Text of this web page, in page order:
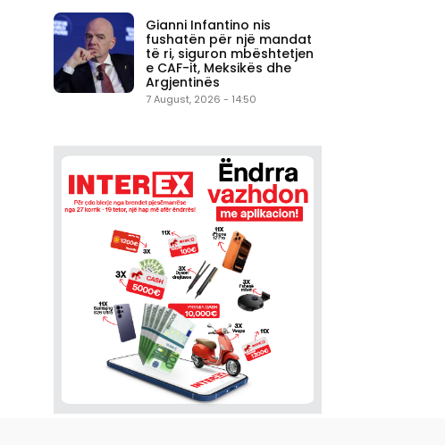
Gianni Infantino nis
fushatën për një mandat
të ri, siguron mbështetjen
e CAF-it, Meksikës dhe
Argjentinës
7 August, 2026 - 14:50